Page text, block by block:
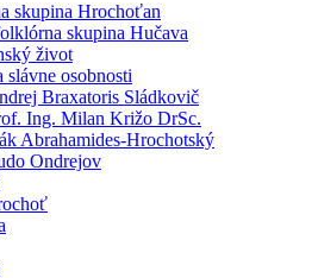
skupina Hrochoťan
skupina Hučava
život
slávne osobnosti
Braxatoris Sládkovič
Ing. Milan Križo DrSc.
Abrahamides-Hrochotský
Ondrejov